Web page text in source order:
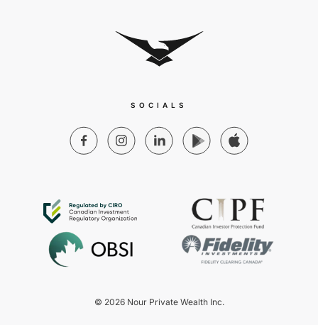
SOCIALS
© 2026 Nour Private Wealth Inc.